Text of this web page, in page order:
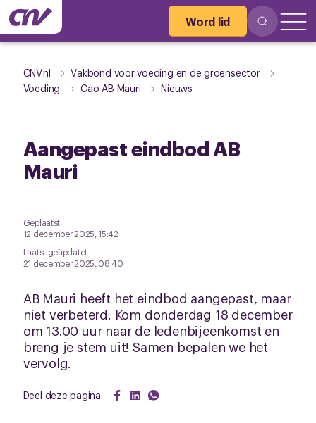
Word lid
CNV.nl
Vakbond voor voeding en de groensector
Voeding
Cao AB Mauri Nieuws
Aangepast eindbod AB
Mauri
Geplaatst
12 december 2025, 15:42
Laatst geüpdatet
21 december 2025, 08:40
AB Mauri heeft het eindbod aangepast, maar
niet verbeterd. Kom donderdag 18 december
om 13.00 uur naar de ledenbijeenkomst en
breng je stem uit! Samen bepalen we het
vervolg.
Deel deze pagina